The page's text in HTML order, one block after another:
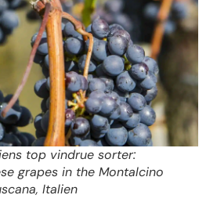
top vindrue sorter:
grapes in the Montalcino
Italien